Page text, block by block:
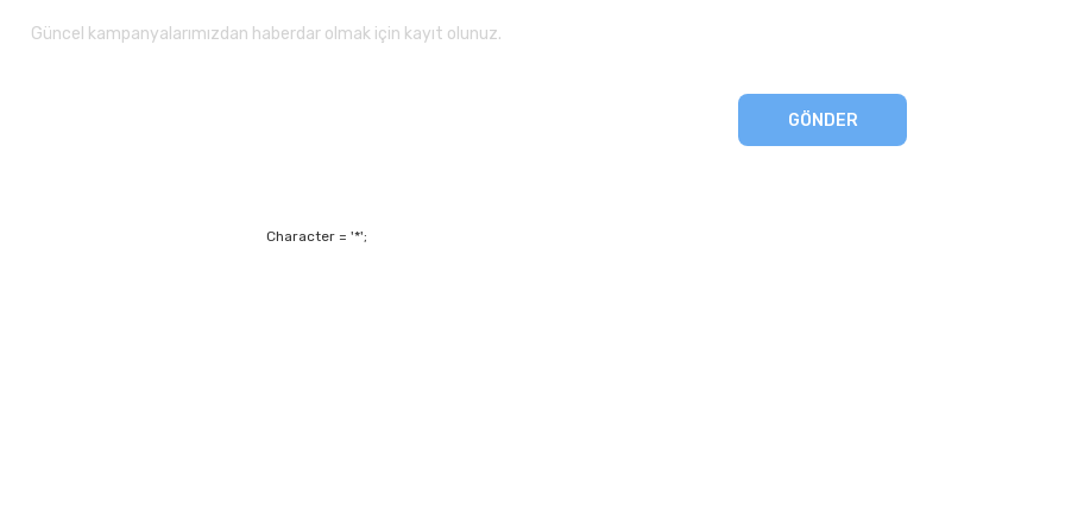
Güncel kampanyalarımızdan haberdar olmak için kayıt olunuz.
GÖNDER
Character = '*';